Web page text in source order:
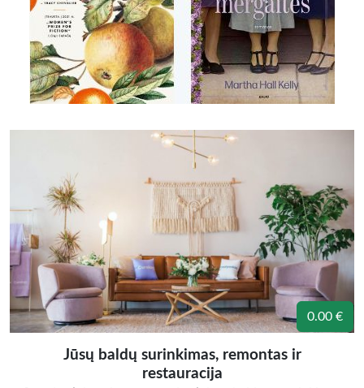
0.00 €
Jūsų baldų surinkimas, remontas ir
restauracija